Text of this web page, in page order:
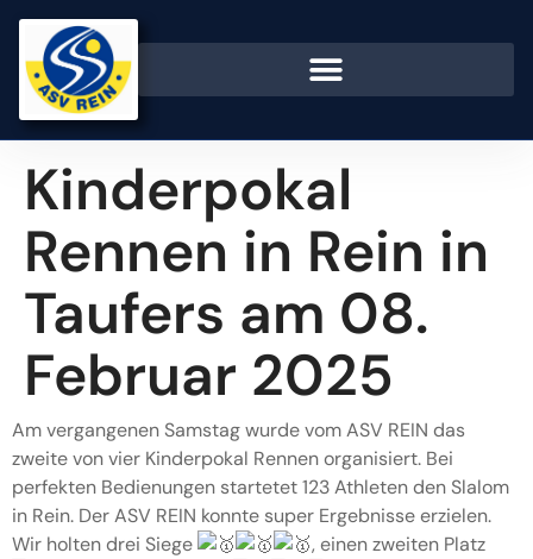
Kinderpokal
Rennen in Rein in
Taufers am 08.
Februar 2025
Am vergangenen Samstag wurde vom ASV REIN das
zweite von vier Kinderpokal Rennen organisiert. Bei
perfekten Bedienungen startetet 123 Athleten den Slalom
in Rein. Der ASV REIN konnte super Ergebnisse erzielen.
Wir holten drei Siege
, einen zweiten Platz